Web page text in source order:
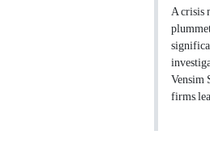
A crisis
Vensim
firms,